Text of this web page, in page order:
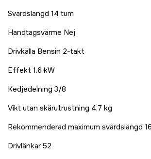
Svärdslängd 14 tum
Handtagsvärme Nej
Drivkälla Bensin 2-takt
Effekt 1.6 kW
Kedjedelning 3/8
Vikt utan skärutrustning 4,7 kg
Rekommenderad maximum svärdslängd
Drivlänkar 52